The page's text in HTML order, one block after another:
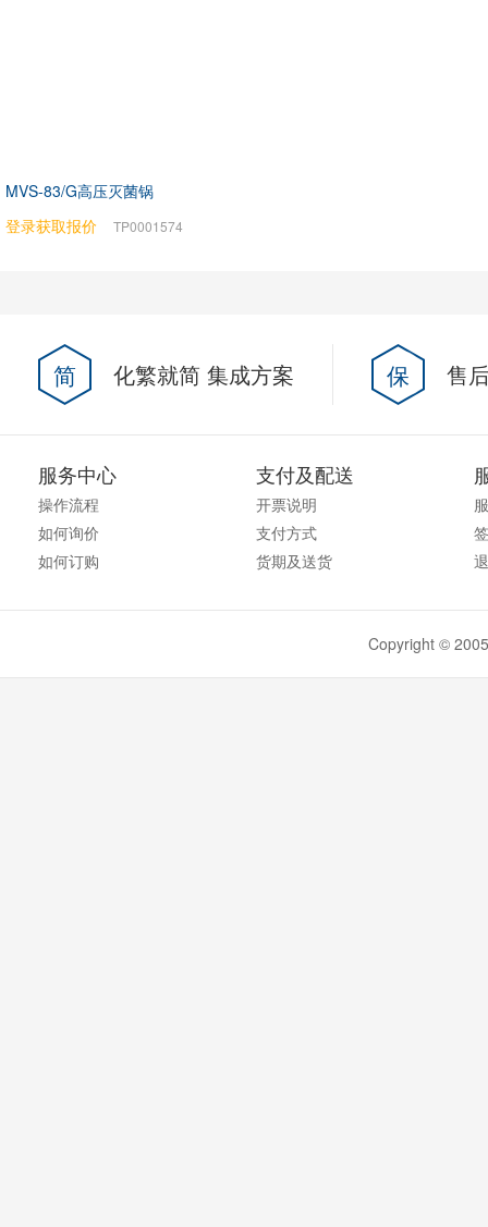
MVS-83/G高压灭菌锅
登录获取报价
TP0001574
简 化繁就简 集成方案 保 售
服务中心
操作流程
如何询价
如何订购
支付及配送
开票说明
支付方式
货期及送货
Copyright ©